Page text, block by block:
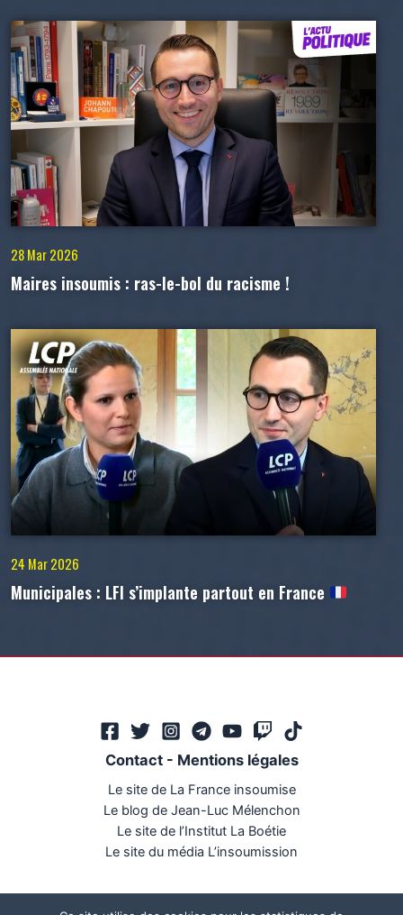
28 Mar 2026
Maires insoumis : ras-le-bol du racisme !
24 Mar 2026
Municipales : LFI s’implante partout en France
Contact- Mentions légales
Le site de La France insoumise
Le blog de Jean-Luc Mélenchon
Le site de l’Institut La Boétie
Le site du média L’insoumission